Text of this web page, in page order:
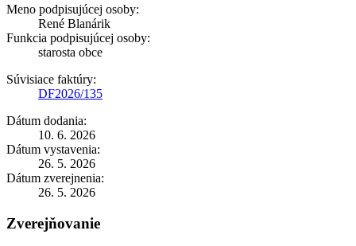
Meno podpisujúcej osoby:
René Blanárik
Funkcia podpisujúcej osoby:
starosta obce
Súvisiace faktúry:
DF2026/135
Dátum dodania:
10. 6. 2026
Dátum vystavenia:
26. 5. 2026
Dátum zverejnenia:
26. 5. 2026
Zverejňovanie